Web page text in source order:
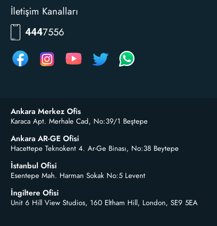
İletişim Kanalları
4447556
Ankara Merkez Ofis
Karaca Apt. Merhale Cad, No:39/1 Beştepe
Ankara AR-GE Ofisi
Hacettepe Teknokent 4. Ar-Ge Binası, No:38 Beytepe
İstanbul Ofisi
Esentepe Mah. Harman Sokak No:5 Levent
İngiltere Ofisi
Unit 6 Hill View Studios, 160 Eltham Hill, London, SE9 5EA